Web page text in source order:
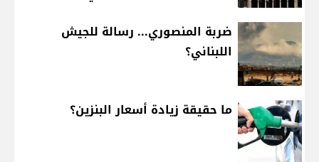
ضربة المنصوري... رسالة للجيش
اللبناني؟
ما حقيقة زيادة أسعار البنزين؟